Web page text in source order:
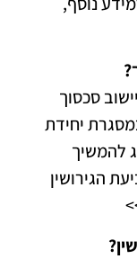
סכסוך
יחידת
להמשיך
הגירושין